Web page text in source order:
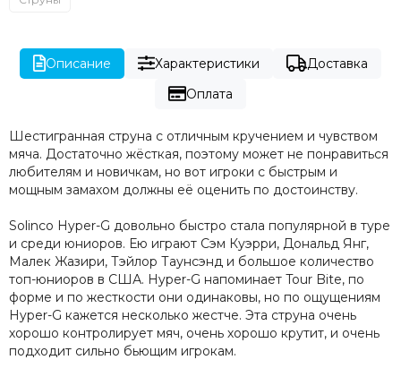
Описание Характеристики
Доставка
Оплата
Шестигранная струна с отличным кручением и чувством
мяча. Достаточно жёсткая, поэтому может не понравиться
любителям и новичкам, но вот игроки с быстрым и
мощным замахом должны её оценить по достоинству.
Solinco Hyper-G довольно быстро стала популярной в туре
и среди юниоров. Ею играют Сэм Куэрри, Дональд Янг,
Малек Жазири, Тэйлор Таунсэнд и большое количество
топ-юниоров в США. Hyper-G напоминает Tour Bite, по
форме и по жесткости они одинаковы, но по ощущениям
Hyper-G кажется несколько жестче. Эта струна очень
хорошо контролирует мяч, очень хорошо крутит, и очень
подходит сильно бьющим игрокам.